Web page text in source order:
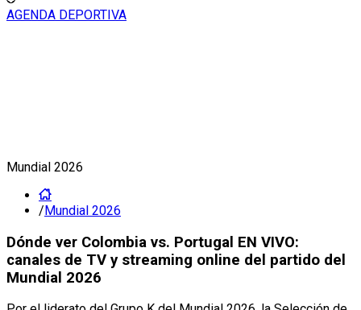
AGENDA DEPORTIVA
No podemos encontrar la
página solicitada, puede no
estar disponible, o haber
cambiado de URL